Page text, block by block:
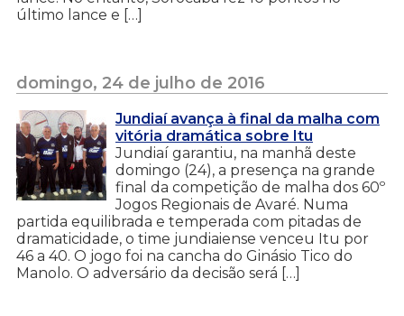
último lance e […]
domingo, 24 de julho de 2016
Jundiaí avança à final da malha com
vitória dramática sobre Itu
Jundiaí garantiu, na manhã deste
domingo (24), a presença na grande
final da competição de malha dos 60º
Jogos Regionais de Avaré. Numa
partida equilibrada e temperada com pitadas de
dramaticidade, o time jundiaiense venceu Itu por
46 a 40. O jogo foi na cancha do Ginásio Tico do
Manolo. O adversário da decisão será […]